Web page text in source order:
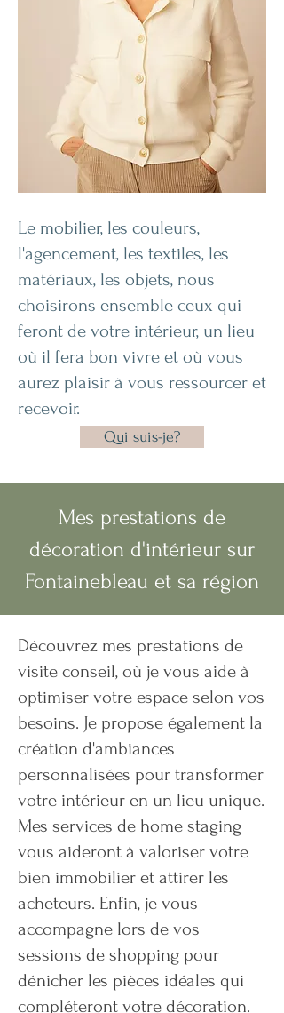
Le mobilier, les couleurs,
l'agencement, les textiles, les
matériaux, les objets, nous
choisirons ensemble ceux qui
feront de votre intérieur, un lieu
où il fera bon vivre et où vous
aurez plaisir à vous ressourcer et
recevoir.
Qui suis-je?
Mes prestations de
décoration d'intérieur sur
Fontainebleau et sa région
Découvrez mes prestations de
visite conseil, où je vous aide à
optimiser votre espace selon vos
besoins. Je propose également la
création d'ambiances
personnalisées pour transformer
votre intérieur en un lieu unique.
Mes services de home staging
vous aideront à valoriser votre
bien immobilier et attirer les
acheteurs. Enfin, je vous
accompagne lors de vos
sessions de shopping pour
dénicher les pièces idéales qui
compléteront votre décoration.